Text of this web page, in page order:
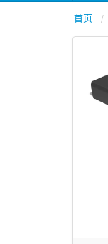
首页